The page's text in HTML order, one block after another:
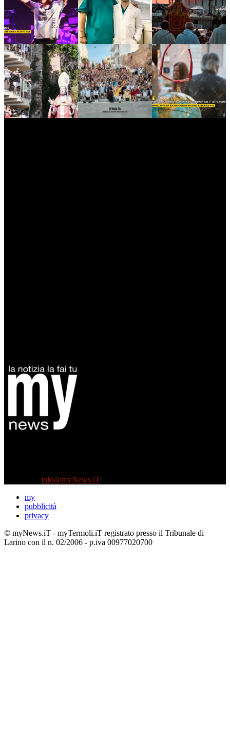
info@myNews.iT
my
pubblicità
privacy
© myNews.iT - myTermoli.iT registrato presso il Tribunale di
Larino con il n. 02/2006 - p.iva 00977020700